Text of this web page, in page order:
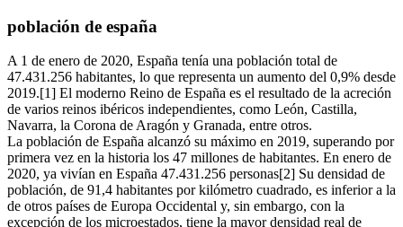
población de españa
A 1 de enero de 2020, España tenía una población total de
47.431.256 habitantes, lo que representa un aumento del 0,9% desde
2019.[1] El moderno Reino de España es el resultado de la acreción
de varios reinos ibéricos independientes, como León, Castilla,
Navarra, la Corona de Aragón y Granada, entre otros.
La población de España alcanzó su máximo en 2019, superando por
primera vez en la historia los 47 millones de habitantes. En enero de
2020, ya vivían en España 47.431.256 personas[2] Su densidad de
población, de 91,4 habitantes por kilómetro cuadrado, es inferior a la
de otros países de Europa Occidental y, sin embargo, con la
excepción de los microestados, tiene la mayor densidad real de